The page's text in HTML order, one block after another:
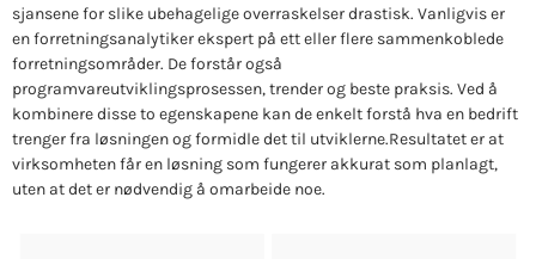
sjansene for slike ubehagelige overraskelser drastisk. Vanligvis er
en forretningsanalytiker ekspert på ett eller flere sammenkoblede
forretningsområder. De forstår også
programvareutviklingsprosessen, trender og beste praksis. Ved å
kombinere disse to egenskapene kan de enkelt forstå hva en bedrift
trenger fra løsningen og formidle det til utviklerne.Resultatet er at
virksomheten får en løsning som fungerer akkurat som planlagt,
uten at det er nødvendig å omarbeide noe.